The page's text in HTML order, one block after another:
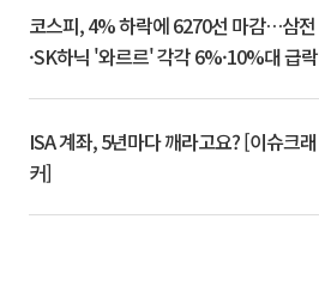
코스피, 4% 하락에 6270선 마감…삼전
·SK하닉 '와르르' 각각 6%·10%대 급락
ISA 계좌, 5년마다 깨라고요? [이슈크래
커]